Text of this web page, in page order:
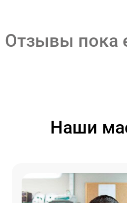
Отзывы пока
Наши